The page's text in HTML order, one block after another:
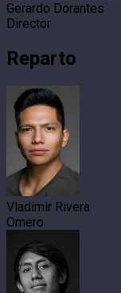
Gerardo Dorantes
Director
Reparto
Vladimir Rivera
Omero